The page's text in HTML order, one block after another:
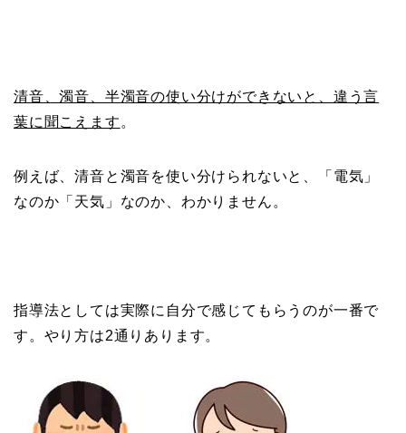
清音、濁音、半濁音の使い分けができないと、違う言
葉に聞こえます 。
例えば、清音と濁音を使い分けられないと、「電気」
なのか「天気」なのか、わかりません。
指導法としては実際に自分で感じてもらうのが一番で
す。やり方は2通りあります。